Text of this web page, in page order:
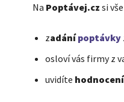
Na Poptávej.cz si
zadánípoptávky
osloví vás firmy z
uvidíte